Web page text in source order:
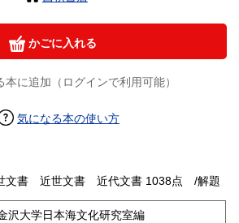
かごに入れる
本に追加（ログインで利用可能）
気になる本の使い方
書 近世文書 近代文書 1038点 /解題
沢大学日本海文化研究室編